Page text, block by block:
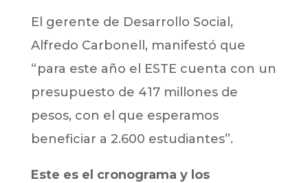
El gerente de Desarrollo Social,
Alfredo Carbonell, manifestó que
“para este año el ESTE cuenta con un
presupuesto de 417 millones de
pesos, con el que esperamos
beneficiar a 2.600 estudiantes”.
Este es el cronograma y los